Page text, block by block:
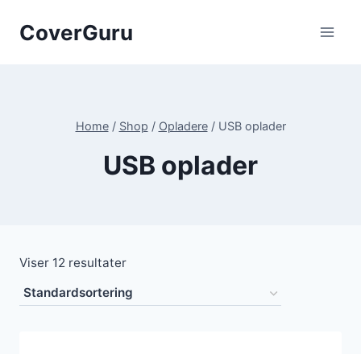
CoverGuru
Home / Shop / Opladere / USB oplader
USB oplader
Viser 12 resultater